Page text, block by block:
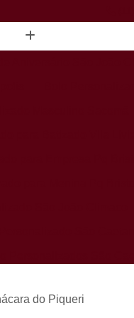
Perto de Mim
do Piqueri